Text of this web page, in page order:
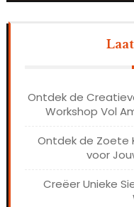
Ontdek de
Workshop Vol
Ontdek de Zoete
voor
Creëer Unieke